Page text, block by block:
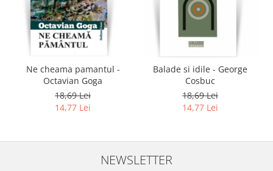
Ne cheama pamantul -
Octavian Goga
18,69 Lei
14,77 Lei
Balade si idile - George
Cosbuc
18,69 Lei
14,77 Lei
NEWSLETTER